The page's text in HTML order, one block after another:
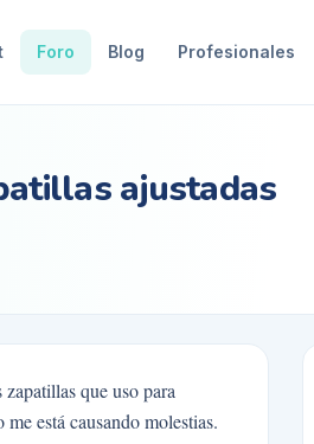
Foro Blog Profesionales
ajustadas
que uso para
está causando molestias.